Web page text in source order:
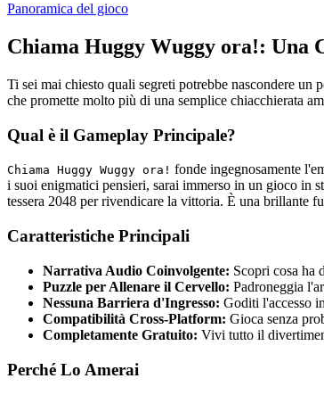
Panoramica del gioco
Chiama Huggy Wuggy ora!: Una
Ti sei mai chiesto quali segreti potrebbe nascondere un
che promette molto più di una semplice chiacchierata
Qual è il Gameplay Principale?
Chiama Huggy Wuggy ora! fonde ingegnosamente
i suoi enigmatici pensieri, sarai immerso in un gioco in
tessera 2048 per rivendicare la vittoria. È una brillante
Caratteristiche Principali
Narrativa Audio Coinvolgente: Scopri cosa ha
Puzzle per Allenare il Cervello: Padroneggia
Nessuna Barriera d'Ingresso: Goditi l'accesso
Compatibilità Cross-Platform: Gioca senza
Completamente Gratuito: Vivi tutto il
Perché Lo Amerai